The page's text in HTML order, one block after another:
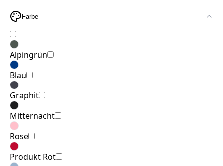
Farbe
Alpingrün
Blau
Graphit
Mitternacht
Rose
Produkt Rot